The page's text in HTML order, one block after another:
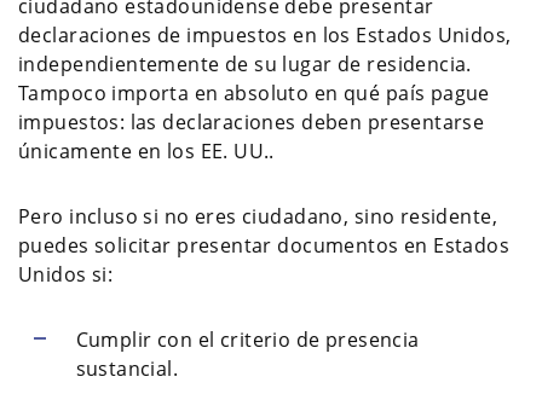
ciudadano estadounidense debe presentar
declaraciones de impuestos en los Estados Unidos,
independientemente de su lugar de residencia.
Tampoco importa en absoluto en qué país pague
impuestos: las declaraciones deben presentarse
únicamente en los EE. UU..
Pero incluso si no eres ciudadano, sino residente,
puedes solicitar presentar documentos en Estados
Unidos si:
Cumplir con el criterio de presencia
sustancial.